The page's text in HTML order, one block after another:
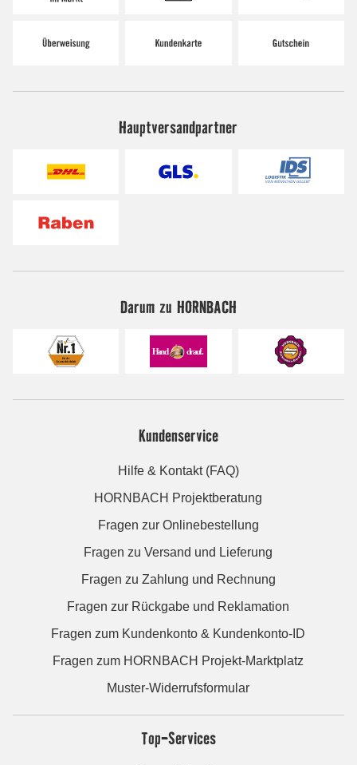
Hauptversandpartner
Darum zu HORNBACH
Kundenservice
Hilfe & Kontakt (FAQ)
HORNBACH Projektberatung
Fragen zur Onlinebestellung
Fragen zu Versand und Lieferung
Fragen zu Zahlung und Rechnung
Fragen zur Rückgabe und Reklamation
Fragen zum Kundenkonto & Kundenkonto-ID
Fragen zum HORNBACH Projekt-Marktplatz
Muster-Widerrufsformular
Top-Services